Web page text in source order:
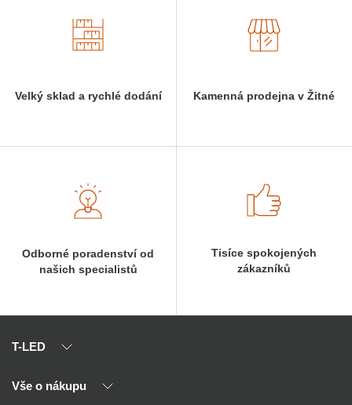
Velký sklad a rychlé dodání Kamenná prodejna v Žitné
Odborné poradenství od
našich specialistů
Tisíce spokojených
zákazníků
T-LED
O nás
Vše o nákupu